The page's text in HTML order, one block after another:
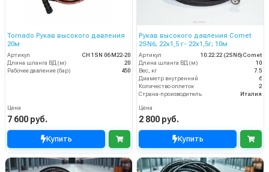
Tornado Рукав высокого давления
20м
Артикул
CH 1SN 06 M22-20
Длина шланга ВД (м)
20
Рабочее давление (бар)
450
Цена
7 600 руб.
Купить
Рукав высокого давления Comet
2SN6; 22х1,5 г- 22х1,5г; 10м
Артикул
10.22.22 (2SN6)Comet
Длина шланга ВД (м)
10
Вес, кг
7.5
Диаметр внутренний
6
Количество оплеток
2
Страна-производитель
Италия
Цена
2 800 руб.
Купить